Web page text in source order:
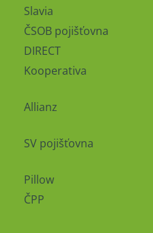
Slavia
ČSOB pojišťovna
DIRECT
Kooperativa
Allianz
SV pojišťovna
Pillow
ČPP